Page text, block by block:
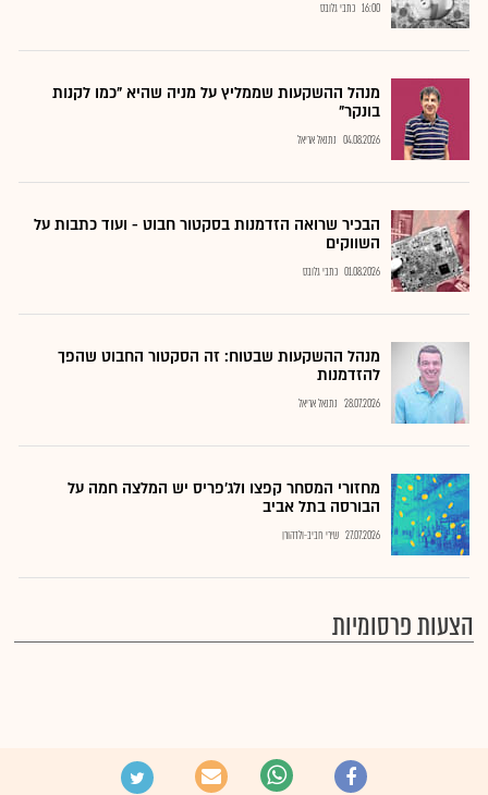
16:00 כתבי גלובס
מנהל ההשקעות שממליץ על מניה שהיא "כמו לקנות
בונקר"
04.08.2026 נתנאל אריאל
הבכיר שרואה הזדמנות בסקטור חבוט - ועוד כתבות על
השווקים
01.08.2026 כתבי גלובס
מנהל ההשקעות שבטוח: זה הסקטור החבוט שהפך
להזדמנות
28.07.2026 נתנאל אריאל
מחזורי המסחר קפצו ולג'פריס יש המלצה חמה על
הבורסה בתל אביב
27.07.2026 שירי חביב-ולדהורן
הצעות פרסומיות